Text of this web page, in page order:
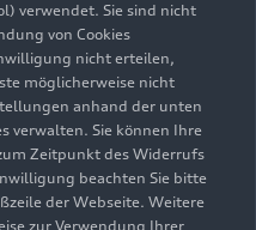
spannendsten
Motorsports
1934 starteten auf
verwendet. Sie sind nicht
von Cookies
nicht erteilen,
möglicherweise nicht
anhand der unten
verwalten. Sie können Ihre
Zeitpunkt des Widerrufs
beachten Sie bitte
der Webseite. Weitere
zur Verwendung Ihrer